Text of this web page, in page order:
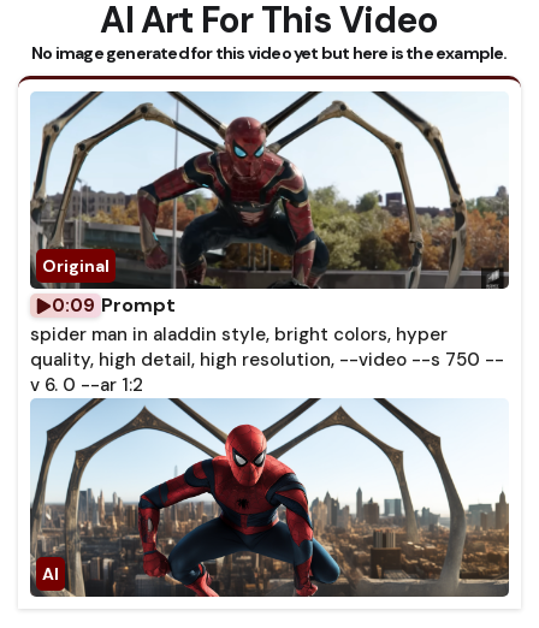
AI Art For This Video
No image generated for this video yet but here is the example.
0:09 Prompt
spider man in aladdin style, bright colors, hyper
quality, high detail, high resolution, --video --s 750 --
v 6. 0 --ar 1:2